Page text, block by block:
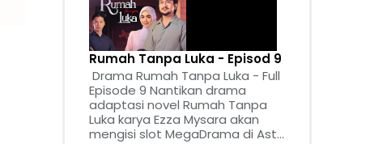
Rumah Tanpa Luka - Episod 9
Drama Rumah Tanpa Luka - Full
Episode 9 Nantikan drama
adaptasi novel Rumah Tanpa
Luka karya Ezza Mysara akan
mengisi slot MegaDrama di Ast...